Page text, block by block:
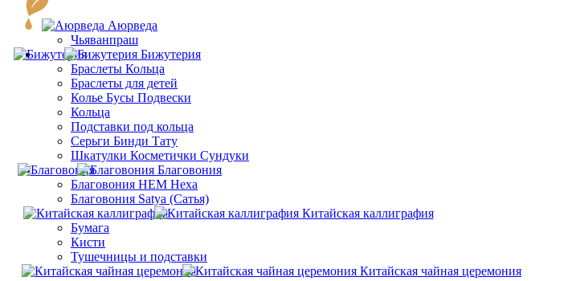
Аюрведа
Чьяванпраш
Бижутерия
Браслеты Кольца
Браслеты для детей
Колье Бусы Подвески
Кольца
Подставки под кольца
Серьги Бинди Тату
Шкатулки Косметички Сундуки
Благовония
Благовония HEM Hexa
Благовония Satya (Сатья)
Китайская каллиграфия
Бумага
Кисти
Тушечницы и подставки
Китайская чайная церемония